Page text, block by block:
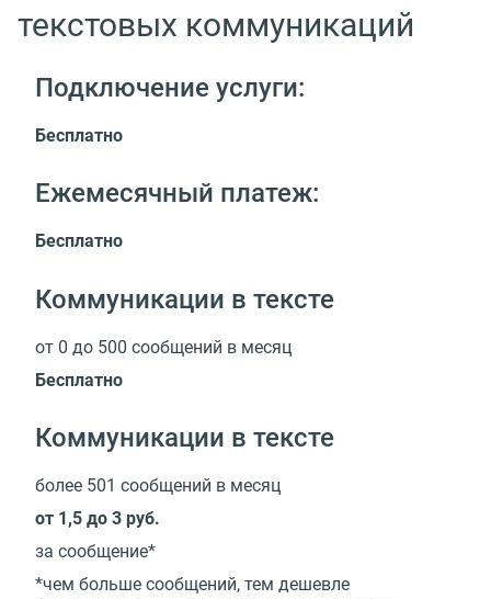
текстовых коммуникаций
Подключение услуги:
Бесплатно
Ежемесячный платеж:
Бесплатно
Коммуникации в тексте
от 0 до 500 сообщений в месяц
Бесплатно
Коммуникации в тексте
более 501 сообщений в месяц
от 1,5 до 3 руб.
за сообщение*
*чем больше сообщений, тем дешевле